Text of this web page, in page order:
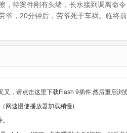
待案件刚有头绪，长水接到调离命
，20分钟后，劳爷死于车祸。临终
叉，请点击这里下载Flash 9插件,然后重启浏
网速慢使播放器加载稍慢)